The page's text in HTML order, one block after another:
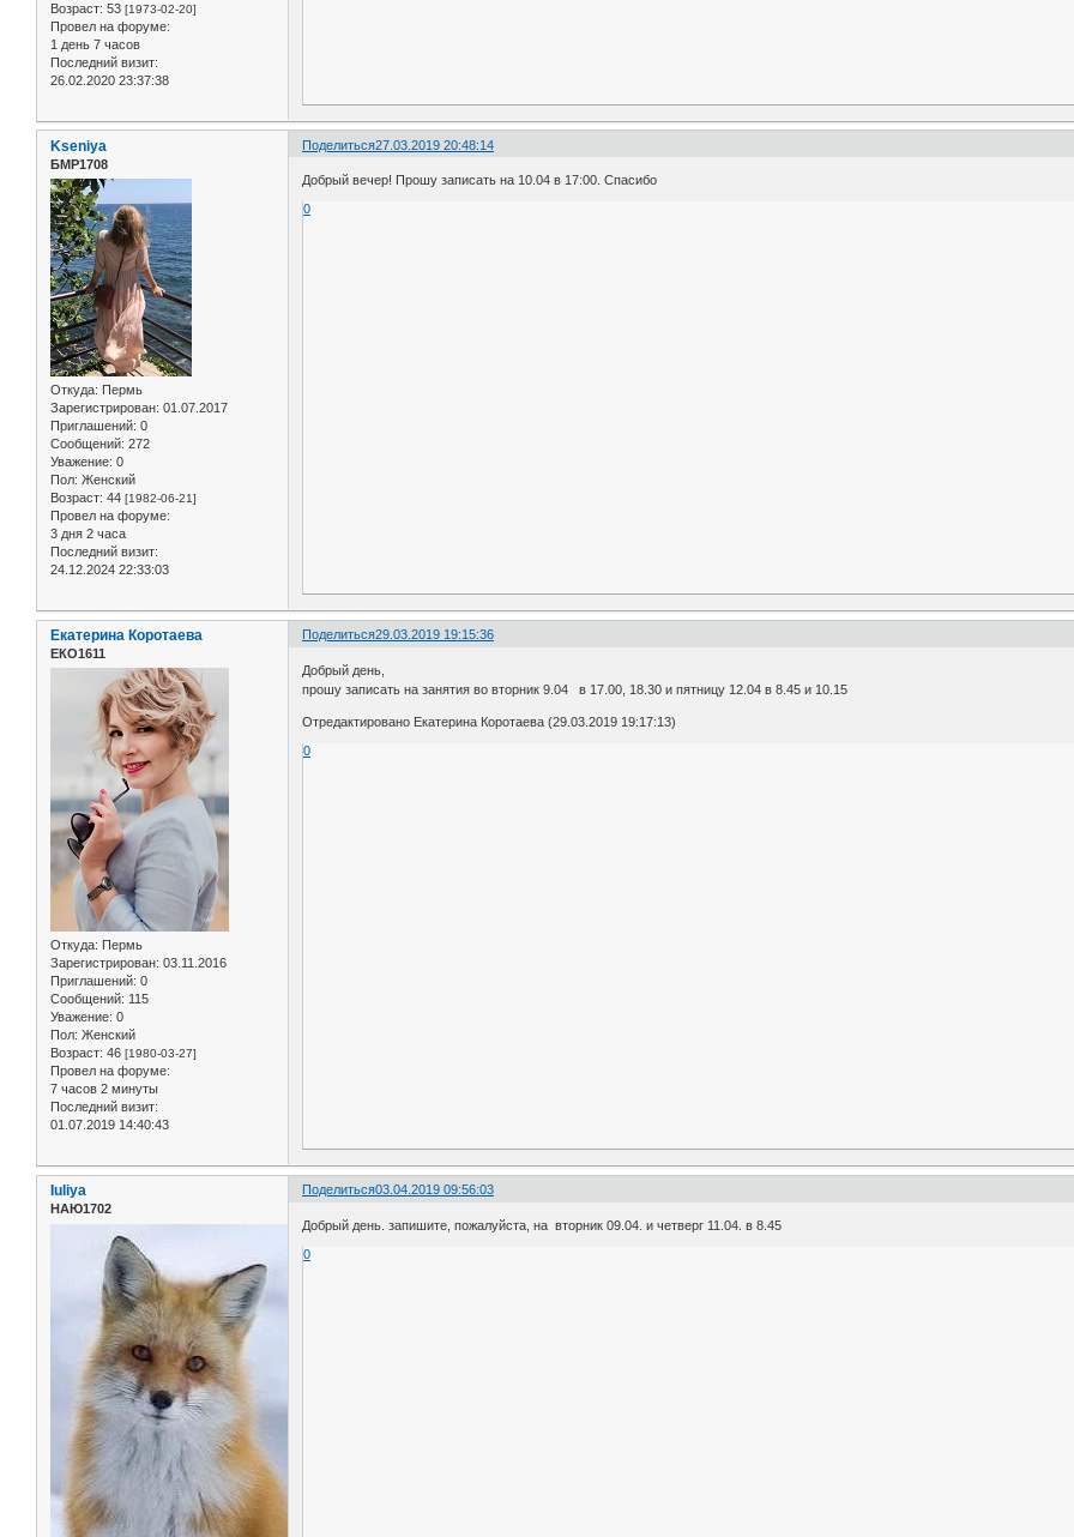
Возраст: 53 [1973-02-20]
Провел на форуме:
1 день 7 часов
Последний визит:
26.02.2020 23:37:38
Поделиться27.03.2019 20:48:14
Kseniya
БМР1708
Откуда: Пермь
Зарегистрирован: 01.07.2017
Приглашений: 0
Сообщений: 272
Уважение: 0
Пол: Женский
Возраст: 44 [1982-06-21]
Провел на форуме:
3 дня 2 часа
Последний визит:
24.12.2024 22:33:03
Добрый вечер! Прошу записать на 10.04 в 17:00. Спасибо
0
Поделиться29.03.2019 19:15:36
Екатерина Коротаева
ЕКО1611
Откуда: Пермь
Зарегистрирован: 03.11.2016
Приглашений: 0
Сообщений: 115
Уважение: 0
Пол: Женский
Возраст: 46 [1980-03-27]
Провел на форуме:
7 часов 2 минуты
Последний визит:
01.07.2019 14:40:43
Добрый день,
прошу записать на занятия во вторник 9.04 в 17.00, 18.30 и пятницу 12.04 в 8.45 и 10.15
Отредактировано Екатерина Коротаева (29.03.2019 19:17:13)
0
Поделиться03.04.2019 09:56:03
Iuliya
НАЮ1702
Добрый день. запишите, пожалуйста, на вторник 09.04. и четверг 11.04. в 8.45
0